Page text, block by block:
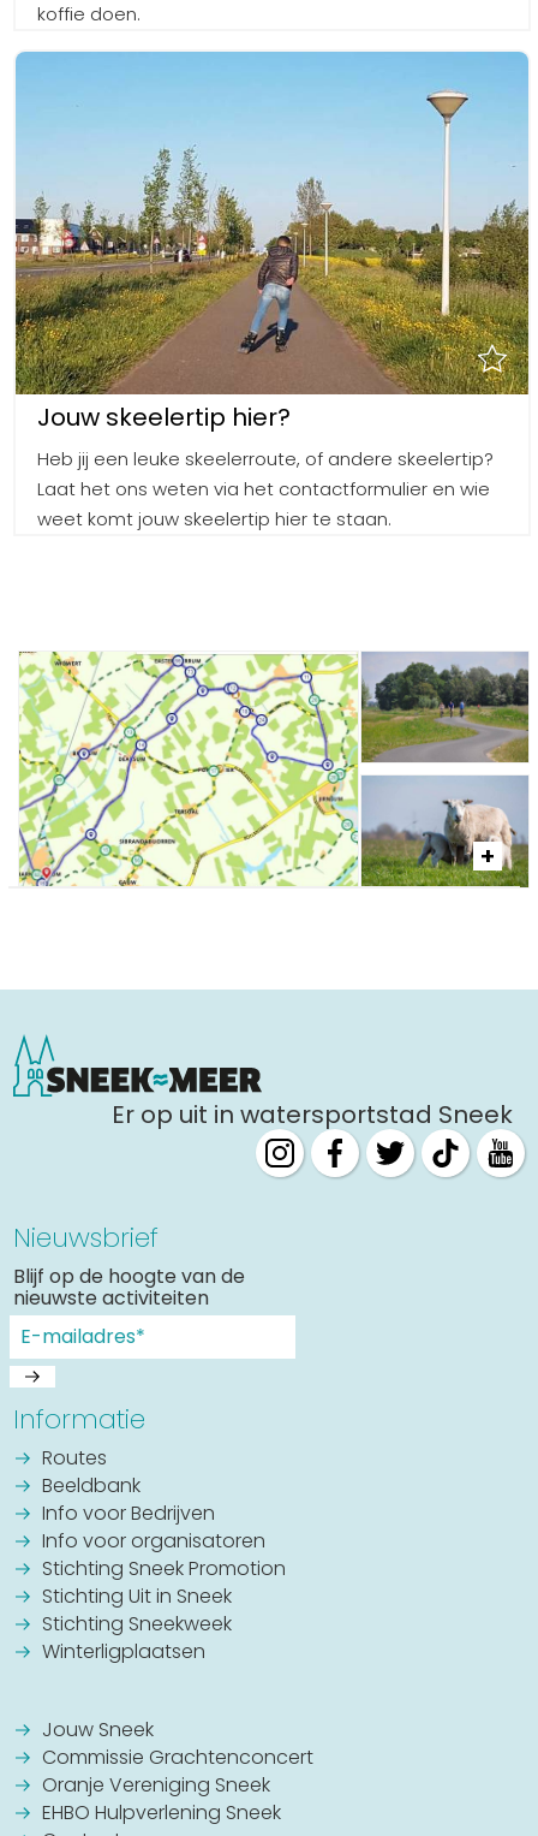
koffie doen.
Jouw skeelertip hier?
Heb jij een leuke skeelerroute, of andere skeelertip?
Laat het ons weten via het contactformulier en wie
weet komt jouw skeelertip hier te staan.
Er op uit in watersportstad Sneek
Nieuwsbrief
Blijf op de hoogte van de
nieuwste activiteiten
Informatie
Routes
Beeldbank
Info voor Bedrijven
Info voor organisatoren
Stichting Sneek Promotion
Stichting Uit in Sneek
Stichting Sneekweek
Winterligplaatsen
Jouw Sneek
Commissie Grachtenconcert
Oranje Vereniging Sneek
EHBO Hulpverlening Sneek